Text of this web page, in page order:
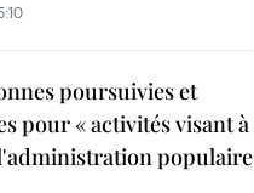
poursuivies et
pour « activités visant à
populaire